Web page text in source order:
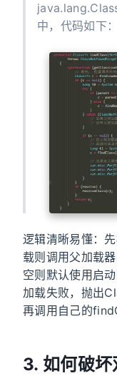
中，代码如下：
逻辑清晰易懂：
载则调用父加载
空则默认使用启
加载失败，抛出
再调用自己的
3. 如何破坏